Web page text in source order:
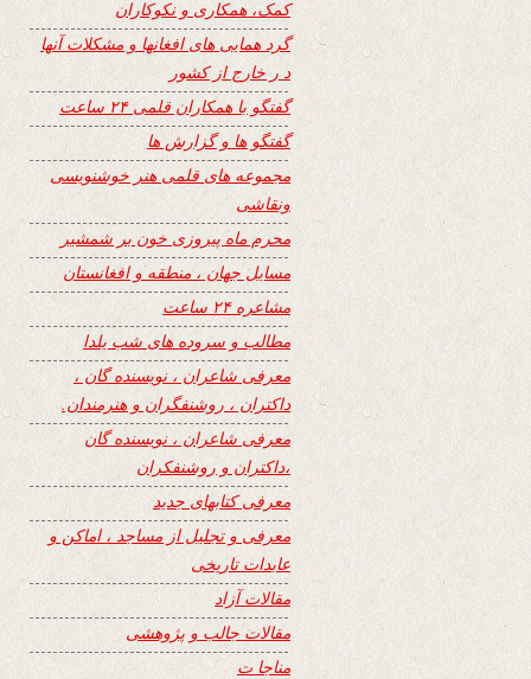
کمک، همکاری و نکوکاران
گرد همایی های افغانها و مشکلات آنها
د ر خارج از کشور
گفتگو با همکاران قلمی ۲۴ ساعت
گفتگو ها و گزارش ها
مجموعه های قلمی هنر خوشنویسی
ونقاشی
محرم ماه پیروزی خون بر شمشیر
مسایل جهان ، منطقه و افغانستان
مشاعره ۲۴ ساعت
مطالب و سروده های شب یلدا
معرفی شاعران ، نویسنده گان ،
داکتران ، روشنفگران و هنرمندان.
معرفی شاعران ، نویسنده گان
،داکتران و روشنفکران
معرفی کتابهای جدید
معرفی و تجلیل از مساجد ، اماکن و
عابدات تاریخی
مقالات آزاد
مقالات جالب و پژوهشی
مناجا ت